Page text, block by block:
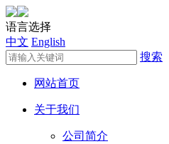
语言选择
中文 English
搜索
网站首页
关于我们
公司简介